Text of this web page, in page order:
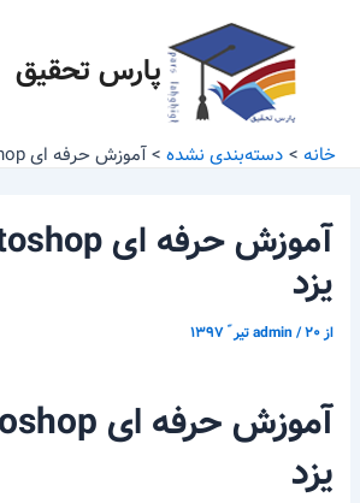
پارس تحقیق
خانه دسته‌بندی نشده آموزش حرفه ای photoshop در یزد
یزد
از admin/۲۰ تیر ّ ۱۳۹۷
یزد